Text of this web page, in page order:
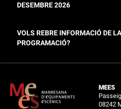
DESEMBRE 2026
VOLS REBRE INFORMACIÓ DE LA
PROGRAMACIÓ?
MEES
08242